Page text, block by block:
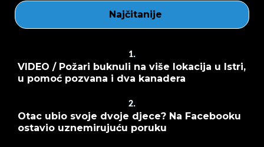
Najčitanije
1.
VIDEO / Požari buknuli na više lokacija u Istri,
u pomoć pozvana i dva kanadera
2.
Otac ubio svoje dvoje djece? Na Facebooku
ostavio uznemirujuću poruku